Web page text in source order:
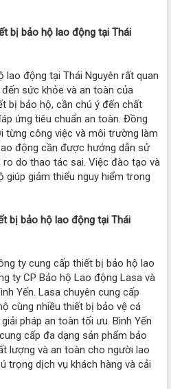
bị bảo hộ lao động tại Thái
động tại Thái Nguyên rất quan
sức khỏe và an toàn của
bị bảo hộ, cần chú ý đến chất
ứng tiêu chuẩn an toàn. Đồng
từng công việc và môi trường làm
động cần được hướng dẫn sử
do thao tác sai. Việc đào tạo và
giúp giảm thiểu nguy hiểm trong
bị bảo hộ lao động tại Thái
ty cung cấp thiết bị bảo hộ lao
ty CP Bảo hộ Lao động Lasa và
Yến. Lasa chuyên cung cấp
cùng nhiều thiết bị bảo vệ cá
pháp an toàn tối ưu. Bình Yến
cấp đa dạng sản phẩm bảo
lượng và an toàn cho người lao
trọng dịch vụ khách hàng và cải